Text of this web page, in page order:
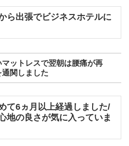
ら出張でビジネスホテルに
ットレスで翌朝は腰痛が再
関しました
て6ヵ月以上経過しました/
地の良さが気に入っていま